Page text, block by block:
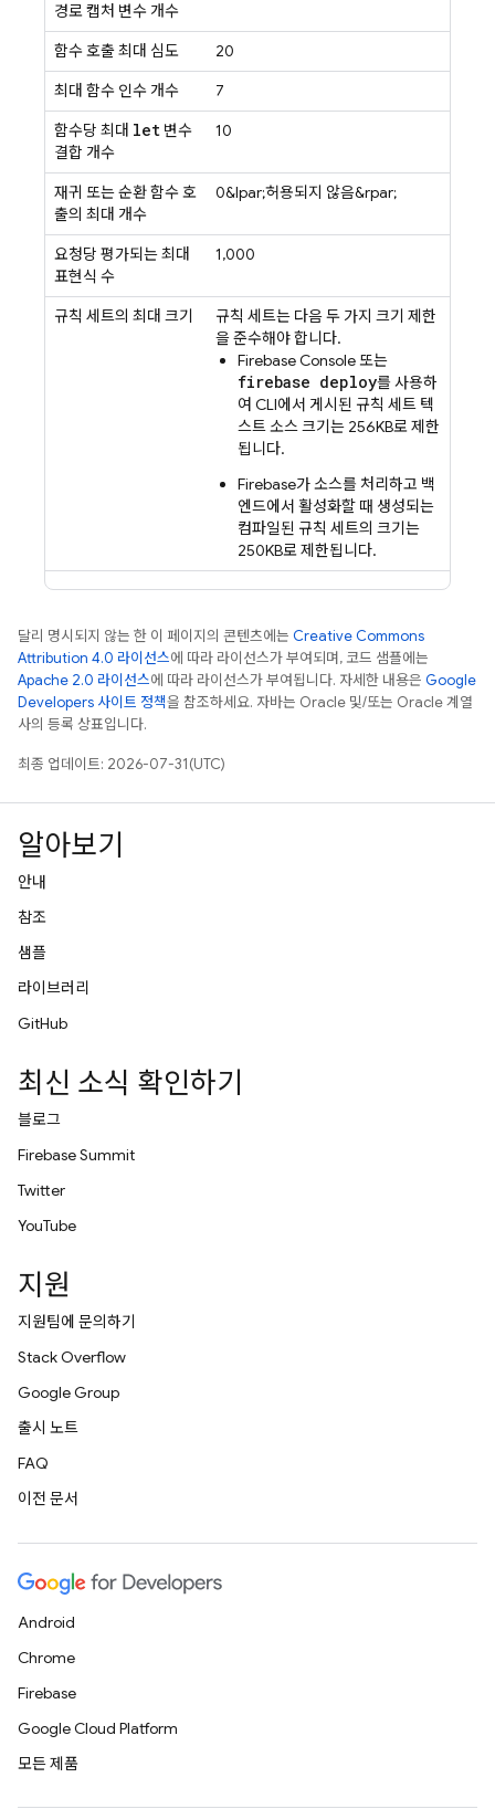
경로 캡처 변수 개수
함수 호출 최대 심도
20
최대 함수 인수 개수
7
함수당 최대 let 변수
결합 개수
10
재귀 또는 순환 함수 호
출의 최대 개수
0&lpar;허용되지 않음&rpar;
요청당 평가되는 최대
표현식 수
1,000
규칙 세트의 최대 크기
규칙 세트는 다음 두 가지 크기 제한
을 준수해야 합니다.
FirebaseConsole 또는
firebase deploy를 사용하
여 CLI에서 게시된 규칙 세트 텍
스트 소스 크기는 256KB로 제한
됩니다.
Firebase가 소스를 처리하고 백
엔드에서 활성화할 때 생성되는
컴파일된 규칙 세트의 크기는
250KB로 제한됩니다.
달리 명시되지 않는 한 이 페이지의 콘텐츠에는 Creative Commons
Attribution 4.0 라이선스에 따라 라이선스가 부여되며, 코드 샘플에는
Apache 2.0 라이선스에 따라 라이선스가 부여됩니다. 자세한 내용은 Google
Developers 사이트 정책을 참조하세요. 자바는 Oracle 및/또는 Oracle 계열
사의 등록 상표입니다.
최종 업데이트: 2026-07-31(UTC)
알아보기
안내
참조
샘플
라이브러리
GitHub
최신 소식 확인하기
블로그
Firebase Summit
Twitter
YouTube
지원
지원팀에 문의하기
Stack Overflow
Google Group
출시 노트
FAQ
이전 문서
Android
Chrome
Firebase
Google Cloud Platform
모든 제품